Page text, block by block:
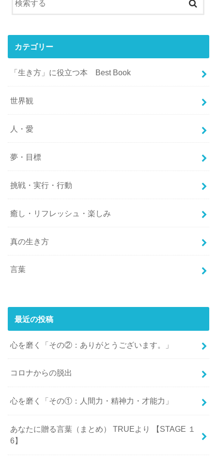
カテゴリー
「生き方」に役立つ本 Best Book
世界観
人・愛
夢・目標
挑戦・実行・行動
癒し・リフレッシュ・楽しみ
真の生き方
言葉
最近の投稿
心を磨く「その②：ありがとうございます。」
コロナからの脱出
心を磨く「その①：人間力・精神力・才能力」
あなたに贈る言葉（まとめ） TRUEより 【STAGE １
6】